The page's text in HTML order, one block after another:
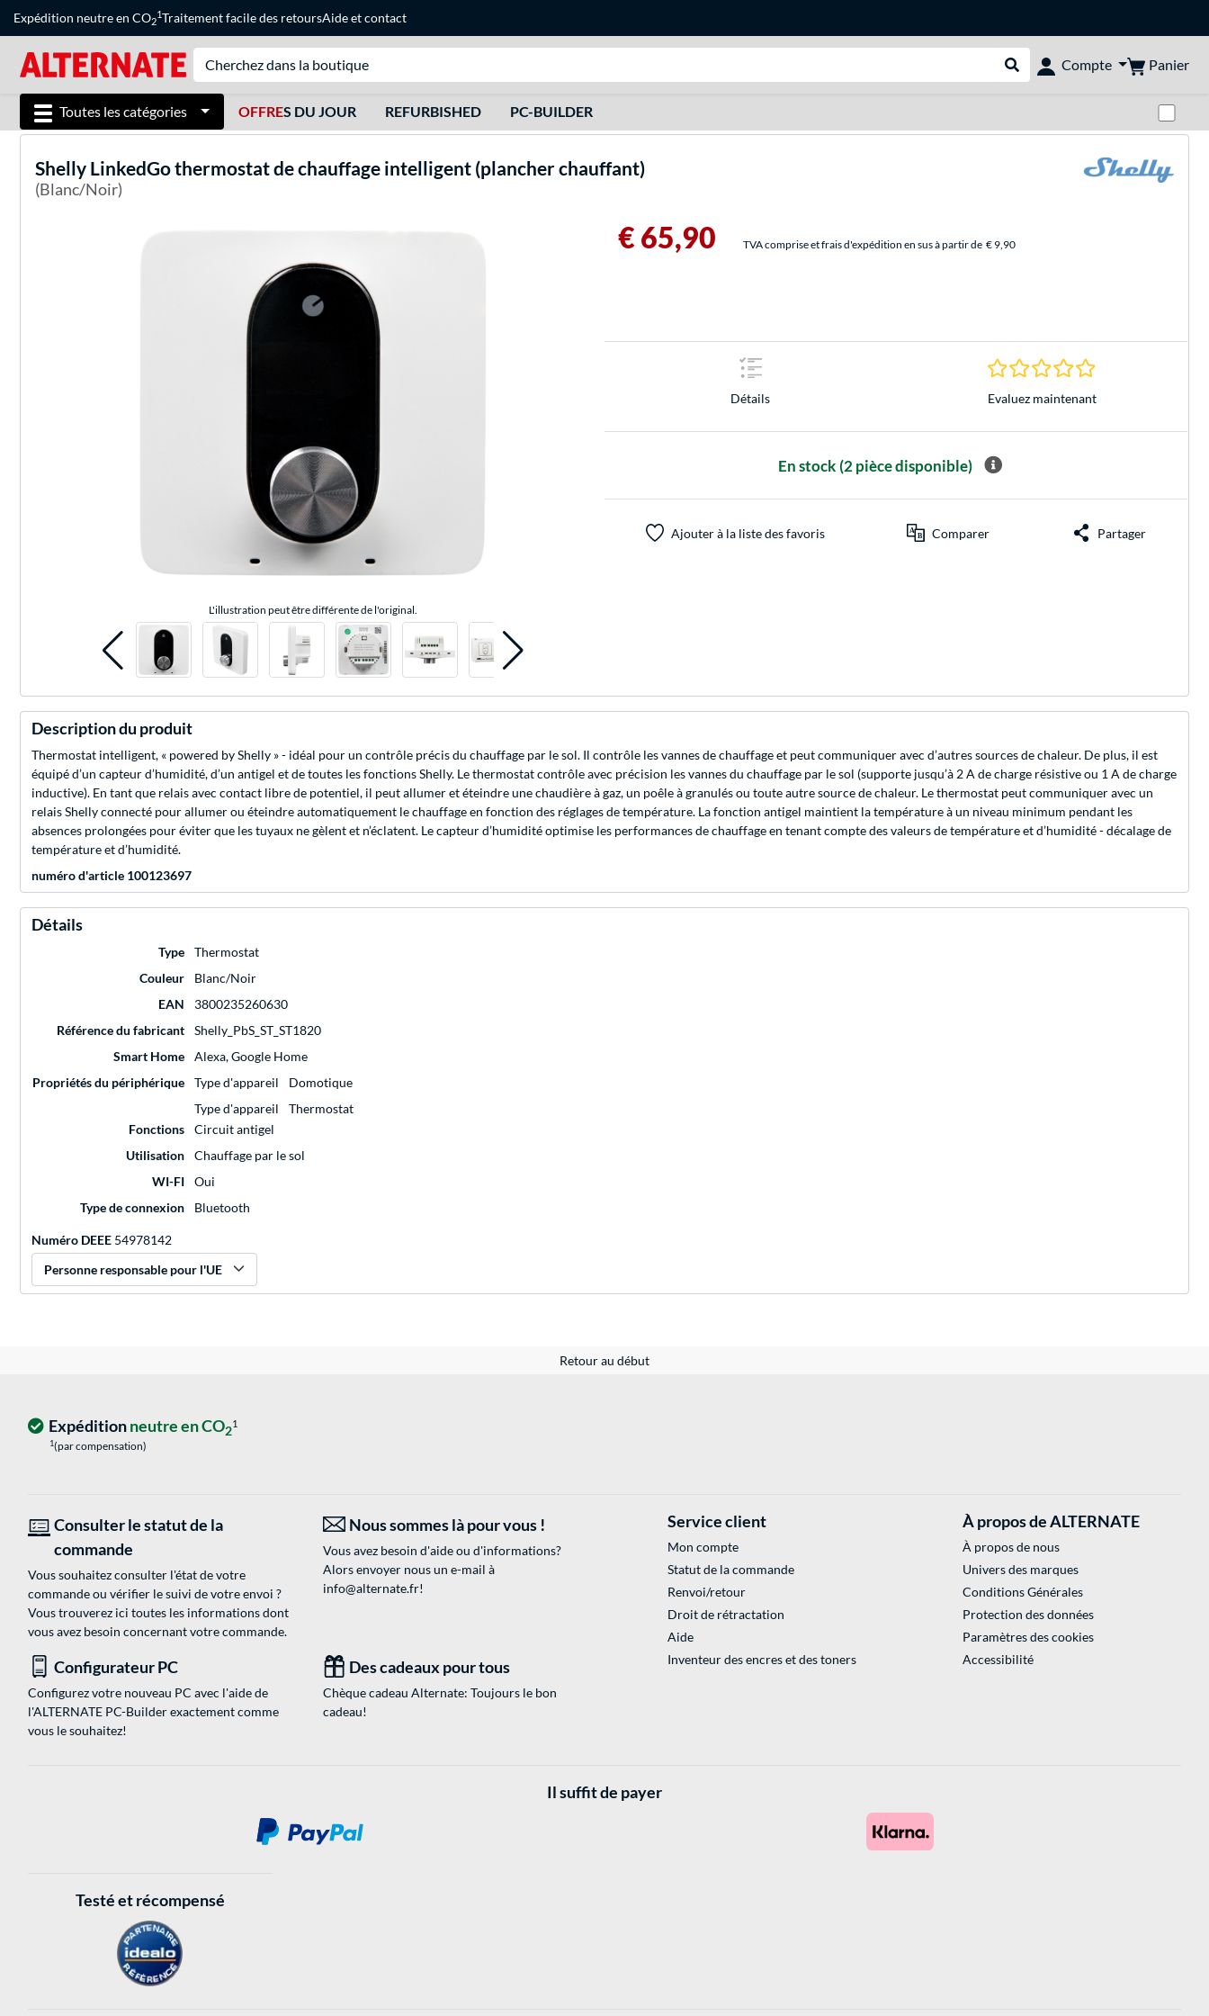
Expédition neutre en CO2
1Traitement facile des retoursAideetcontact
Rechercher dans le shop
Compte Panier
Toutes les catégories OFFRES DU JOUR REFURBISHED PC-BUILDER
Shelly LinkedGo thermostat de chauffage intelligent (plancher chauffant)
(Blanc/Noir)
L'illustration peut être différente de l'original.
€ 65,90 TVA comprise et frais d'expédition en sus à partir de € 9,90
Détails
0.0 Étoiles à 0
Evaluez maintenant
En stock (2 pièce disponible)
Ajouter à la liste des favoris Comparer Partager
Description du produit
Thermostat intelligent, « powered by Shelly » - idéal pour un contrôle précis du chauffage par le sol. Il contrôle les vannes de chauffage et peut communiquer avec d’autres sources de chaleur. De plus, il est
équipé d’un capteur d’humidité, d’un antigel et de toutes les fonctions Shelly. Le thermostat contrôle avec précision les vannes du chauffage par le sol (supporte jusqu’à 2 A de charge résistive ou 1 A de charge
inductive). En tant que relais avec contact libre de potentiel, il peut allumer et éteindre une chaudière à gaz, un poêle à granulés ou toute autre source de chaleur. Le thermostat peut communiquer avec un
relais Shelly connecté pour allumer ou éteindre automatiquement le chauffage en fonction des réglages de température. La fonction antigel maintient la température à un niveau minimum pendant les
absences prolongées pour éviter que les tuyaux ne gèlent et n’éclatent. Le capteur d’humidité optimise les performances de chauffage en tenant compte des valeurs de température et d’humidité - décalage de
température et d’humidité.
numéro d'article 100123697
Détails
Type
Thermostat
Couleur
Blanc/Noir
EAN
3800235260630
Référence du fabricant
Shelly_PbS_ST_ST1820
Smart Home
Alexa, Google Home
Propriétés du périphérique
Type d'appareil
Domotique
Type d'appareil
Thermostat
Fonctions
Circuit antigel
Utilisation
Chauffage par le sol
WI-FI
Oui
Type de connexion
Bluetooth
Numéro DEEE 54978142
Personne responsable pour l'UE
Retour au début
Expéditionneutre en CO21
1(par compensation)
Consulter le statut de la
commande
Vous souhaitez consulter l'état de votre
commande ou vérifier le suivi de votre envoi ?
Vous trouverez ici toutes les informations dont
vous avez besoin concernant votre commande.
Nous sommes là pour vous !
Vous avez besoin d'aide ou d'informations?
Alors envoyer nous un e-mail à
info@alternate.fr!
Configurateur PC
Configurez votre nouveau PC avec l'aide de
l'ALTERNATE PC-Builder exactement comme
vous le souhaitez!
Des cadeaux pour tous
Chèque cadeau Alternate: Toujours le bon
cadeau!
Service client
Mon compte
Statut de la commande
Renvoi/retour
Droit de rétractation
Aide
Inventeur des encres et des toners
À propos de ALTERNATE
À propos de nous
Univers des marques
Conditions Générales
Protection des données
Paramètres des cookies
Accessibilité
Il suffit de payer
Testé et récompensé